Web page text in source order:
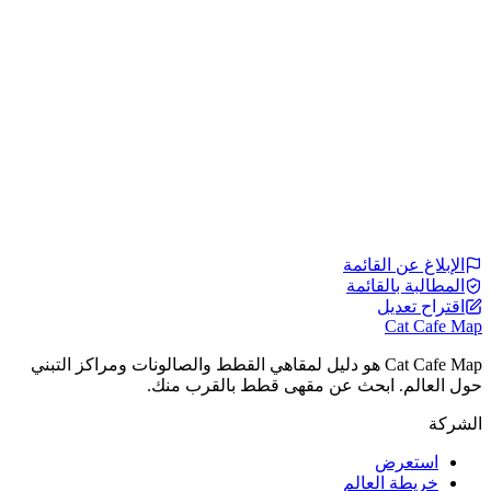
الإبلاغ عن القائمة
المطالبة بالقائمة
اقتراح تعديل
Cat Cafe Map
Cat Cafe Map هو دليل لمقاهي القطط والصالونات ومراكز التبني
حول العالم. ابحث عن مقهى قطط بالقرب منك.
الشركة
استعرض
خريطة العالم